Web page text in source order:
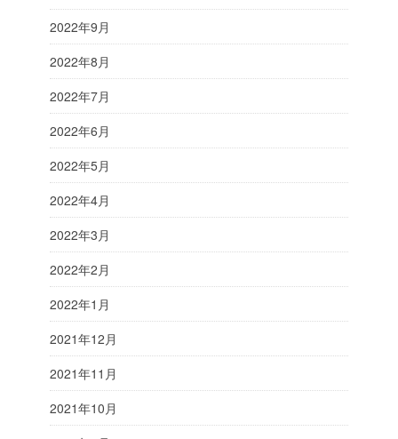
2022年9月
2022年8月
2022年7月
2022年6月
2022年5月
2022年4月
2022年3月
2022年2月
2022年1月
2021年12月
2021年11月
2021年10月